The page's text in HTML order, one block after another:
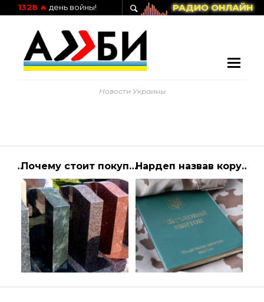
РАДИО ОНЛАЙН
1328 🔥 день войны!
Новости Украины
Зеленський заявив, що США і Китай можуть припинити війну в Україні, якщо працюватимуть разом Почему стоит покупать памятник из гранита Нардеп назвав корупційний ризик — Україна